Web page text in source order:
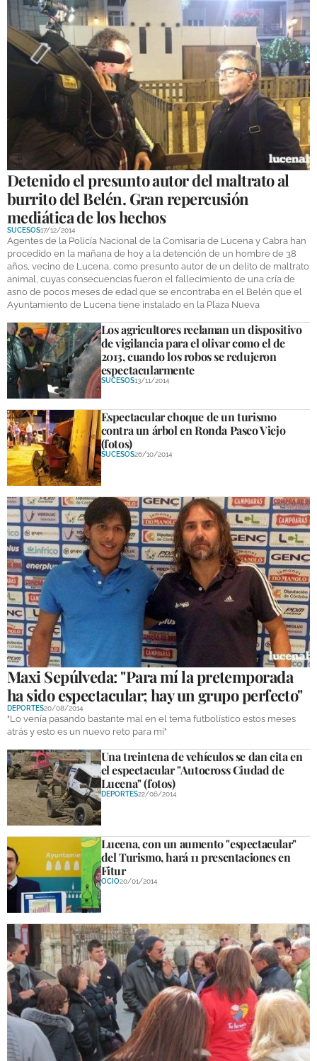
OBRAS
NECROLÓGICAS
GALERÍAS
Detenido el presunto autor del maltrato al
burrito del Belén. Gran repercusión
mediática de los hechos
SUCESOS17/12/2014
Agentes de la Policía Nacional de la Comisaría de Lucena y Cabra han
procedido en la mañana de hoy a la detención de un hombre de 38
años, vecino de Lucena, como presunto autor de un delito de maltrato
animal, cuyas consecuencias fueron el fallecimiento de una cría de
asno de pocos meses de edad que se encontraba en el Belén que el
Ayuntamiento de Lucena tiene instalado en la Plaza Nueva
Los agricultores reclaman un dispositivo
de vigilancia para el olivar como el de
2013, cuando los robos se redujeron
espectacularmente
SUCESOS13/11/2014
Espectacular choque de un turismo
contra un árbol en Ronda Paseo Viejo
(fotos)
SUCESOS26/10/2014
Maxi Sepúlveda: "Para mí la pretemporada
ha sido espectacular; hay un grupo perfecto"
DEPORTES20/08/2014
"Lo venía pasando bastante mal en el tema futbolístico estos meses
atrás y esto es un nuevo reto para mí"
Una treintena de vehículos se dan cita en
el espectacular "Autocross Ciudad de
Lucena" (fotos)
DEPORTES22/06/2014
Lucena, con un aumento "espectacular"
del Turismo, hará 11 presentaciones en
Fitur
OCIO20/01/2014